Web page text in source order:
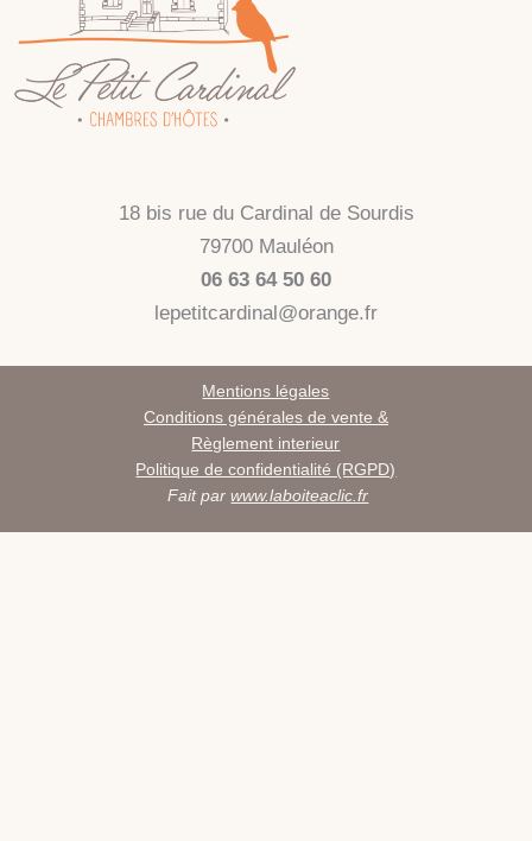
18 bis rue du Cardinal de Sourdis
79700 Mauléon
06 63 64 50 60
lepetitcardinal@orange.fr
Mentions légales
Conditions générales de vente &
Règlement interieur
Politique de confidentialité (RGPD)
Fait parwww.laboiteaclic.fr